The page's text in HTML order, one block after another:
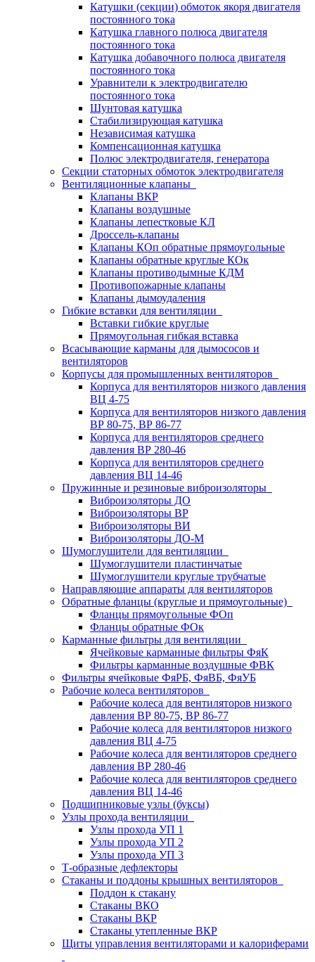
Катушки (секции) обмоток якоря двигателя
постоянного тока
Катушка главного полюса двигателя
постоянного тока
Катушка добавочного полюса двигателя
постоянного тока
Уравнители к электродвигателю
постоянного тока
Шунтовая катушка
Стабилизирующая катушка
Независимая катушка
Компенсационная катушка
Полюс электродвигателя, генератора
Секции статорных обмоток электродвигателя
Вентиляционные клапаны
Клапаны ВКР
Клапаны воздушные
Клапаны лепестковые КЛ
Дроссель-клапаны
Клапаны КОп обратные прямоугольные
Клапаны обратные круглые КОк
Клапаны противодымные КДМ
Противопожарные клапаны
Клапаны дымоудаления
Гибкие вставки для вентиляции
Вставки гибкие круглые
Прямоугольная гибкая вставка
Всасывающие карманы для дымососов и
вентиляторов
Корпусы для промышленных вентиляторов
Корпуса для вентиляторов низкого давления
ВЦ 4-75
Корпуса для вентиляторов низкого давления
ВР 80-75, ВР 86-77
Корпуса для вентиляторов среднего
давления ВР 280-46
Корпуса для вентиляторов среднего
давления ВЦ 14-46
Пружинные и резиновые виброизоляторы
Виброизоляторы ДО
Виброизоляторы ВР
Виброизоляторы ВИ
Виброизоляторы ДО-М
Шумоглушители для вентиляции
Шумоглушители пластинчатые
Шумоглушители круглые трубчатые
Направляющие аппараты для вентиляторов
Обратные фланцы (круглые и прямоугольные)
Фланцы прямоугольные ФОп
Фланцы обратные ФОк
Карманные фильтры для вентиляции
Ячейковые карманные фильтры ФяК
Фильтры карманные воздушные ФВК
Фильтры ячейковые ФяРБ, ФяВБ, ФяУБ
Рабочие колеса вентиляторов
Рабочие колеса для вентиляторов низкого
давления ВР 80-75, ВР 86-77
Рабочие колеса для вентиляторов низкого
давления ВЦ 4-75
Рабочие колеса для вентиляторов среднего
давления ВР 280-46
Рабочие колеса для вентиляторов среднего
давления ВЦ 14-46
Подшипниковые узлы (буксы)
Узлы прохода вентиляции
Узлы прохода УП 1
Узлы прохода УП 2
Узлы прохода УП 3
Т-образные дефлекторы
Стаканы и поддоны крышных вентиляторов
Поддон к стакану
Стаканы ВКО
Стаканы ВКР
Стаканы утепленные ВКР
Щиты управления вентиляторами и калориферами